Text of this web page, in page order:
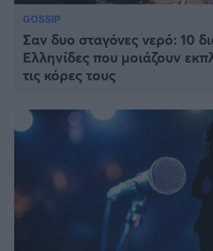
GOSSIP
Σαν δυο σταγόνες νερό: 10
Ελληνίδες που μοιάζουν
τις κόρες τους